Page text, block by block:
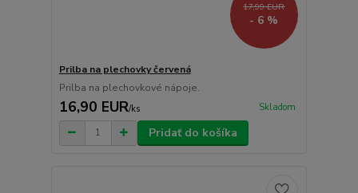
17,99 EUR
- 6 %
Prilba na plechovky červená
Prilba na plechovkové nápoje.
16,90 EUR/ks Skladom
Pridať do košíka